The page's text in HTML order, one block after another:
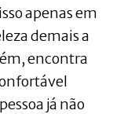
apenas em
demais a
encontra
já não